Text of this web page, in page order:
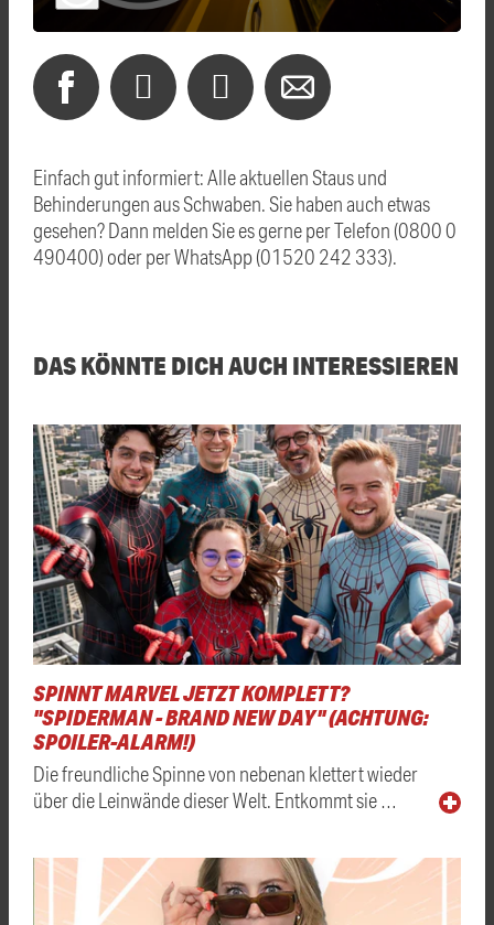
Einfach gut informiert: Alle aktuellen Staus und
Behinderungen aus Schwaben. Sie haben auch etwas
gesehen? Dann melden Sie es gerne per Telefon (0800 0
490400) oder per WhatsApp (01520 242 333).
DAS KÖNNTE DICH AUCH INTERESSIEREN
SPINNT MARVEL JETZT KOMPLETT?
"SPIDERMAN - BRAND NEW DAY" (ACHTUNG:
SPOILER-ALARM!)
Die freundliche Spinne von nebenan klettert wieder
über die Leinwände dieser Welt. Entkommt sie …